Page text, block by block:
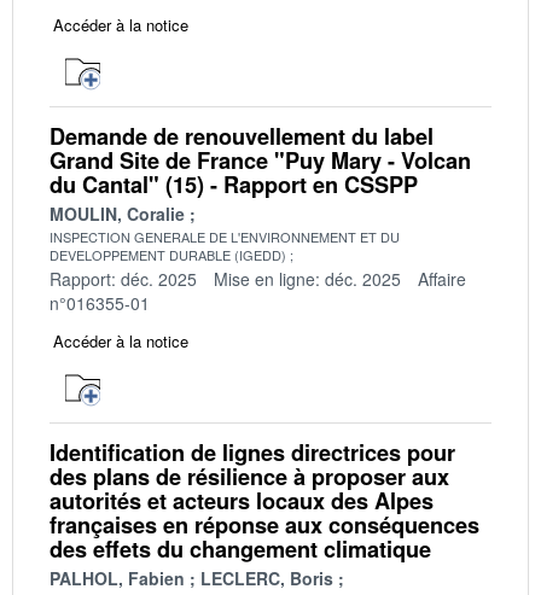
Accéder à la notice
Demande de renouvellement du label
Grand Site de France "Puy Mary - Volcan
du Cantal" (15) - Rapport en CSSPP
MOULIN, Coralie
INSPECTION GENERALE DE L'ENVIRONNEMENT ET DU
DEVELOPPEMENT DURABLE (IGEDD)
Rapport: déc. 2025 Mise en ligne: déc. 2025
Affaire
n°016355-01
Accéder à la notice
Identification de lignes directrices pour
des plans de résilience à proposer aux
autorités et acteurs locaux des Alpes
françaises en réponse aux conséquences
des effets du changement climatique
PALHOL, Fabien
LECLERC, Boris